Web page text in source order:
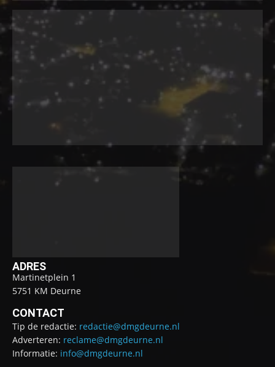
ADRES
Martinetplein 1
5751 KM Deurne
CONTACT
Tip de redactie: redactie@dmgdeurne.nl
Adverteren: reclame@dmgdeurne.nl
Informatie: info@dmgdeurne.nl